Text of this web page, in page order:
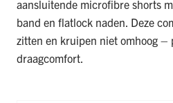
aansluitende microfibre shorts
band en flatlock naden. Deze
zitten en kruipen niet omhoog –
draagcomfort.